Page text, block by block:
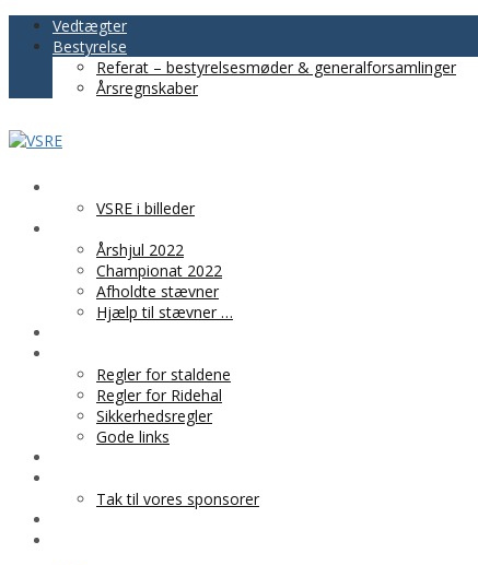
Vedtægter
Bestyrelse
Referat – bestyrelsesmøder & generalforsamlinger
Årsregnskaber
VSRE i billeder
Årshjul 2022
Championat 2022
Afholdte stævner
Hjælp til stævner …
Regler for staldene
Regler for Ridehal
Sikkerhedsregler
Gode links
Tak til vores sponsorer